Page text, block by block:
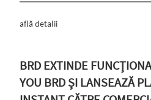
află detalii
BRD EXTINDE
YOU BRD ȘI LANSEAZĂ